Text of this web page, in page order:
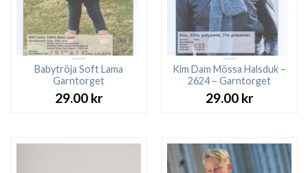
Babytröja Soft Lama
Garntorget
29.00 kr
Kim Dam Mössa Halsduk –
2624 – Garntorget
29.00 kr